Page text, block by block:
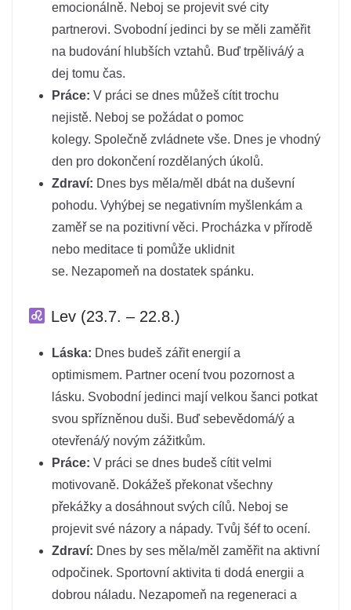
emocionálně. Neboj se projevit své city
partnerovi. Svobodní jedinci by se měli zaměřit
na budování hlubších vztahů. Buď trpělivá/ý a
dej tomu čas.
Práce: V práci se dnes můžeš cítit trochu
nejistě. Neboj se požádat o pomoc
kolegy. Společně zvládnete vše. Dnes je vhodný
den pro dokončení rozdělaných úkolů.
Zdraví: Dnes bys měla/měl dbát na duševní
pohodu. Vyhýbej se negativním myšlenkám a
zaměř se na pozitivní věci. Procházka v přírodě
nebo meditace ti pomůže uklidnit
se. Nezapomeň na dostatek spánku.
Lev (23.7. – 22.8.)
Láska: Dnes budeš zářit energií a
optimismem. Partner ocení tvou pozornost a
lásku. Svobodní jedinci mají velkou šanci potkat
svou spřízněnou duši. Buď sebevědomá/ý a
otevřená/ý novým zážitkům.
Práce: V práci se dnes budeš cítit velmi
motivovaně. Dokážeš překonat všechny
překážky a dosáhnout svých cílů. Neboj se
projevit své názory a nápady. Tvůj šéf to ocení.
Zdraví: Dnes by ses měla/měl zaměřit na aktivní
odpočinek. Sportovní aktivita ti dodá energii a
dobrou náladu. Nezapomeň na regeneraci a